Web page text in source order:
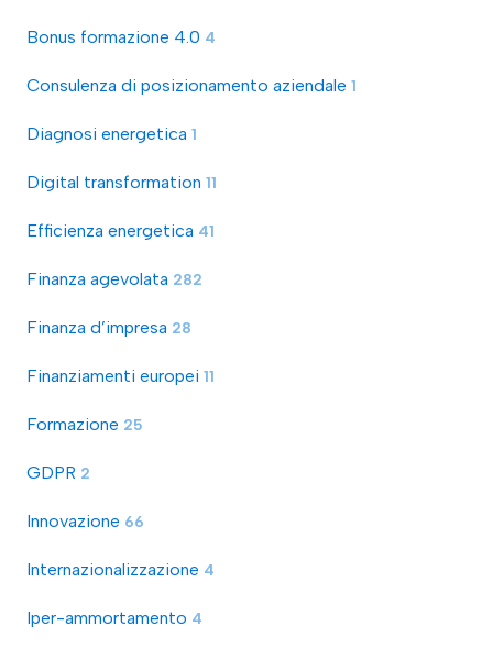
Bonus formazione 4.0 4
Consulenza di posizionamento aziendale 1
Diagnosi energetica 1
Digital transformation 11
Efficienza energetica 41
Finanza agevolata 282
Finanza d’impresa 28
Finanziamenti europei 11
Formazione 25
GDPR 2
Innovazione 66
Internazionalizzazione 4
Iper-ammortamento 4